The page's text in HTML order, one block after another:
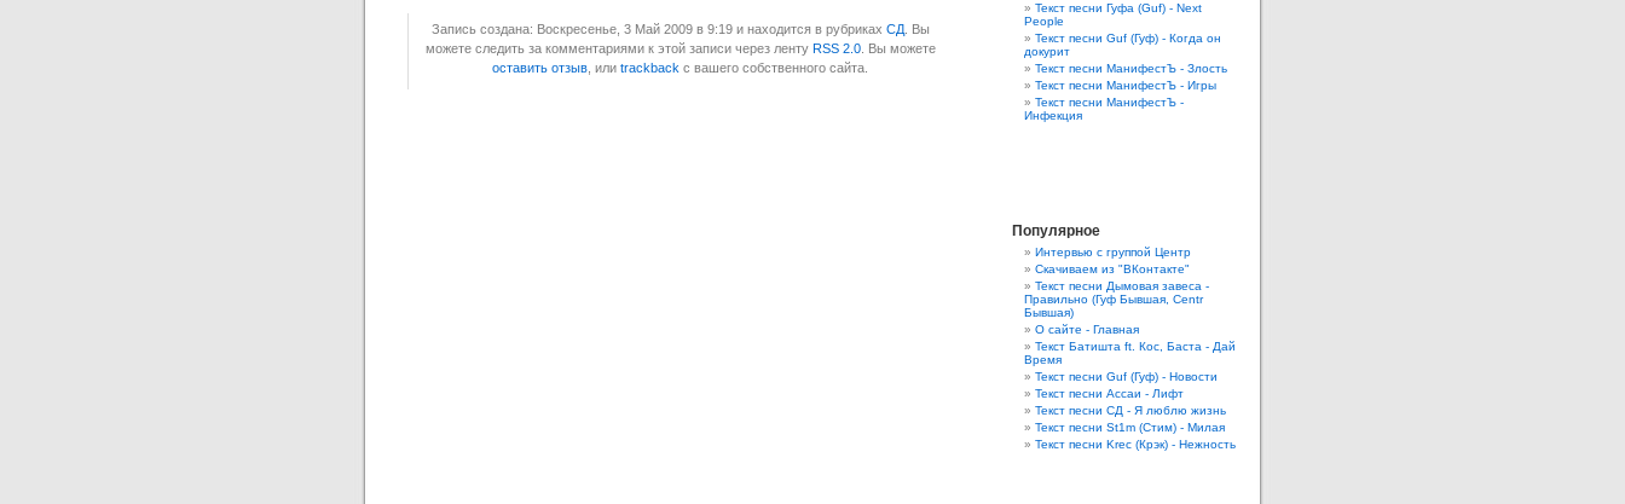
Запись создана: Воскресенье, 3 Май 2009 в 9:19 и находится в рубриках СД. Вы
можете следить за комментариями к этой записи через ленту RSS 2.0. Вы можете
оставить отзыв , или trackback с вашего собственного сайта.
Текст песни Гуфа (Guf) - Next
People
Текст песни Guf (Гуф) - Когда он
докурит
Текст песни МанифестЪ - Злость
Текст песни МанифестЪ - Игры
Текст песни МанифестЪ -
Инфекция
Популярное
Интервью с группой Центр
Скачиваем из "ВКонтакте"
Текст песни Дымовая завеса -
Правильно (Гуф Бывшая, Centr
Бывшая)
О сайте - Главная
Текст Батишта ft. Кос, Баста - Дай
Время
Текст песни Guf (Гуф) - Новости
Текст песни Ассаи - Лифт
Текст песни СД - Я люблю жизнь
Текст песни St1m (Стим) - Милая
Текст песни Krec (Крэк) - Нежность